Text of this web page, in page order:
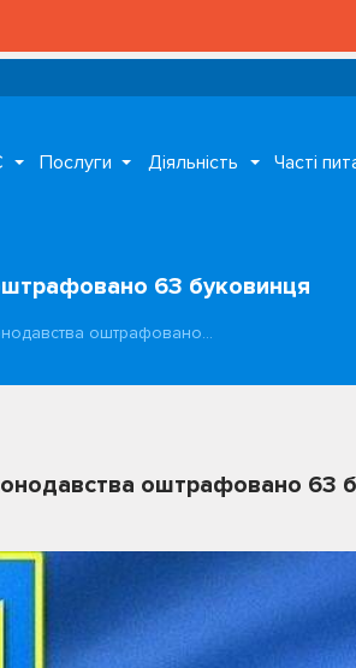
Послуги Діяльність Часті
63 буковинця
оштрафовано…
оштрафовано 63